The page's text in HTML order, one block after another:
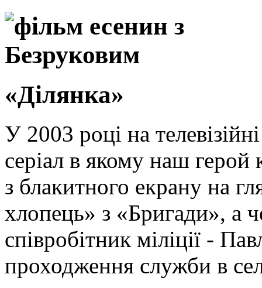
«Ділянка»
У 2003 році на
серіал в якому наш герой
з блакитного екрану на
хлопець» з «Бригади», а
співробітник міліції -
проходження служби в